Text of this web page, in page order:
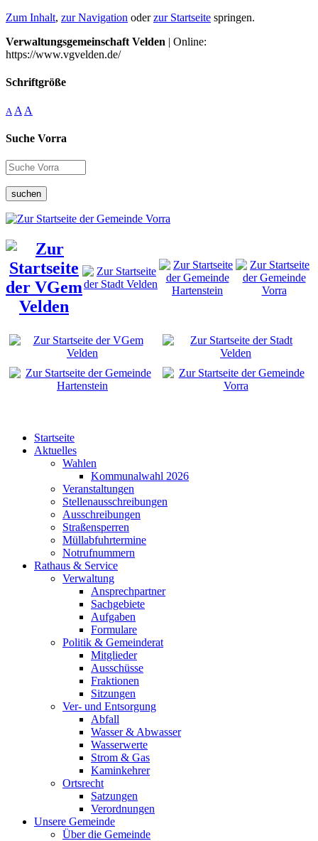
Zum Inhalt, zur Navigation oderzur Startseite springen.
Verwaltungsgemeinschaft Velden | Online:
https://www.vgvelden.de/
Schriftgröße
A A A
Suche Vorra
suchen
Startseite
Aktuelles
Wahlen
Kommunalwahl 2026
Veranstaltungen
Stellenausschreibungen
Ausschreibungen
Straßensperren
Müllabfuhrtermine
Notrufnummern
Rathaus & Service
Verwaltung
Ansprechpartner
Sachgebiete
Aufgaben
Formulare
Politik & Gemeinderat
Mitglieder
Ausschüsse
Fraktionen
Sitzungen
Ver- und Entsorgung
Abfall
Wasser & Abwasser
Wasserwerte
Strom & Gas
Kaminkehrer
Ortsrecht
Satzungen
Verordnungen
Unsere Gemeinde
Über die Gemeinde